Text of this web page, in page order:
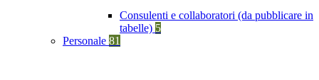
Consulenti e collaboratori (da pubblicare in
tabelle) 5
Personale 81